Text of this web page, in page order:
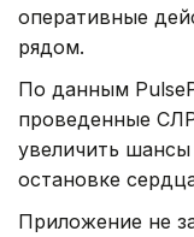
оперативные
рядом.
По данным
проведенные
увеличить
остановке
Приложение не